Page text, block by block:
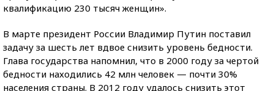
квалификацию 230 тысяч женщин».
В марте президент России Владимир Путин поставил
задачу за шесть лет вдвое снизить уровень бедности.
Глава государства напомнил, что в 2000 году за чертой
бедности находились 42 млн человек — почти 30%
населения страны. В 2012 году удалось снизить этот